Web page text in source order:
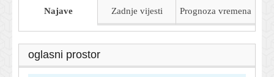
Najave Zadnje vijesti Prognoza vremena
oglasni prostor